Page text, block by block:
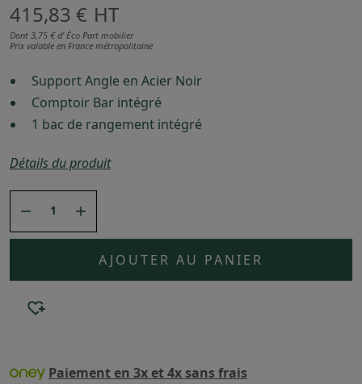
415,83 € HT
Dont 3,75 € d’ Éco Part mobilier
Prix valable en France métropolitaine
Support Angle en Acier Noir
Comptoir Bar intégré
1 bac de rangement intégré
Détails du produit
 
AJOUTER AU PANIER
Paiement en 3x et 4x sans frais